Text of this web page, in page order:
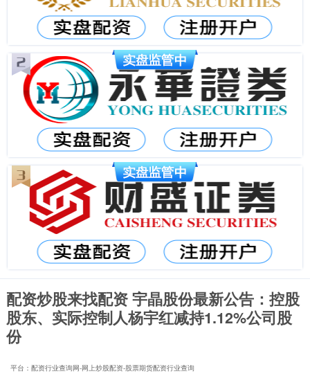
配资炒股来找配资 宇晶股份最新公告：控股
股东、实际控制人杨宇红减持1.12%公司股
份
平台：配资行业查询网-网上炒股配资-股票期货配资行业查询